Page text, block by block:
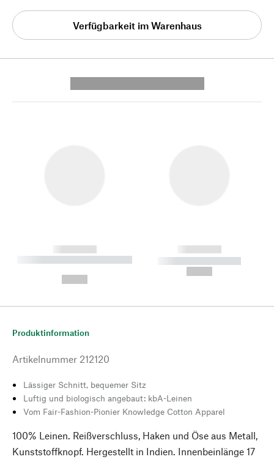
Verfügbarkeit im Warenhaus
------------
----------- ----------- --------
------------
----------- -----------
Produktinformation
Artikelnummer 212120
Lässiger Schnitt, bequemer Sitz
Luftig und biologisch angebaut: kbA-Leinen
Vom Fair-Fashion-Pionier Knowledge Cotton Apparel
100% Leinen. Reißverschluss, Haken und Öse aus Metall,
Kunststoffknopf. Hergestellt in Indien. Innenbeinlänge 17